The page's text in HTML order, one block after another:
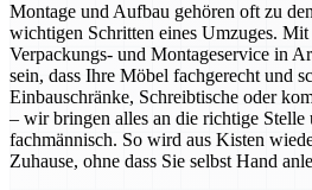
Montage und Aufbau gehören oft zu
wichtigen Schritten eines Umzuges.
Verpackungs- und Montageservice in
sein, dass Ihre Möbel fachgerecht und
Einbauschränke, Schreibtische oder
– wir bringen alles an die richtige Stelle
fachmännisch. So wird aus Kisten
Zuhause, ohne dass Sie selbst Hand